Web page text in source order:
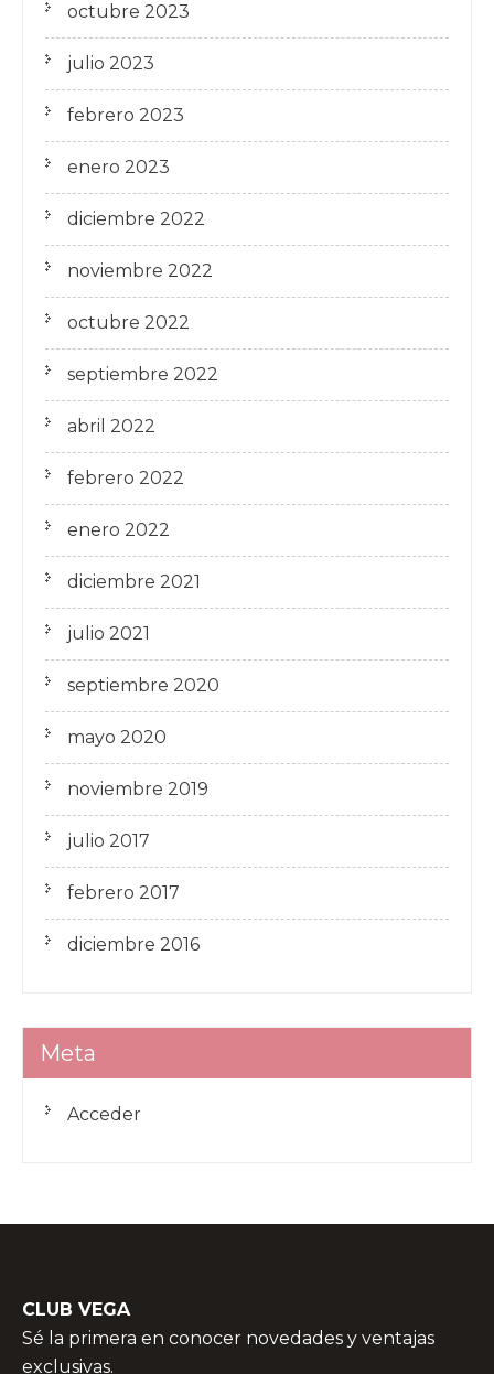
octubre 2023
julio 2023
febrero 2023
enero 2023
diciembre 2022
noviembre 2022
octubre 2022
septiembre 2022
abril 2022
febrero 2022
enero 2022
diciembre 2021
julio 2021
septiembre 2020
mayo 2020
noviembre 2019
julio 2017
febrero 2017
diciembre 2016
Meta
Acceder
CLUB VEGA
Sé la primera en conocer novedades y ventajas
exclusivas.